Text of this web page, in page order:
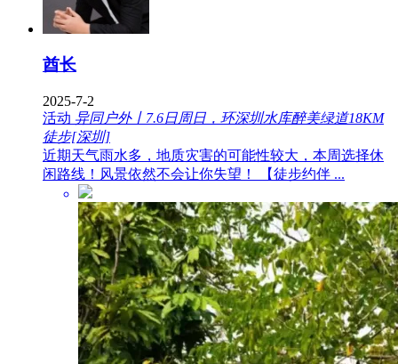
酋长
2025-7-2
活动 异同户外丨7.6日周日，环深圳水库醉美绿道18KM
徒步[深圳]
近期天气雨水多，地质灾害的可能性较大，本周选择休
闲路线！风景依然不会让你失望！ 【徒步约伴 ...